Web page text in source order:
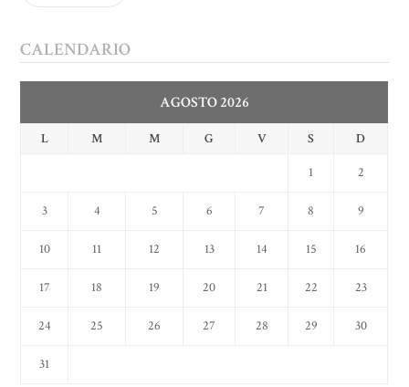
CALENDARIO
AGOSTO 2026
L M M G V S D
1 2
3 4 5 6 7 8 9
10 11 12 13 14 15 16
17 18 19 20 21 22 23
24 25 26 27 28 29 30
31